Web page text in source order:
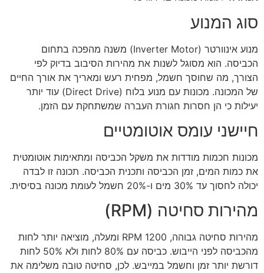
סוג המנוע
מנוע אינוורטר (Inverter Motor) משנה מהפכה בתחום
הכביסה. הוא מסוגל לשנות את מהירות הסיבוב בדיוק לפי
הצורך, מה שחוסך חשמל, מפחית רעש ומאריך את אורך החיים
של המכונה. מכונות עם מנוע בלוח (Direct Drive) עוד יותר
יעילות כי הן חסרות חגורת העברה שמשתחקת עם הזמן.
חיישני עומס אוטומטיים
מכונות חכמות מודדות את משקל הכביסה ומתאימות אוטומטית
את כמות המים, זמן הכביסה ותכנית הכביסה. תכונה זו לבדה
יכולה לחסוך עד 30% מים ו-20% חשמל לעומת מכונה בסיסית.
מהירות סחיטה (RPM)
מהירות סחיטה גבוהה, 1200 RPM ומעלה, מוציאה יותר לחות
מהכביסה לפני הייבוש. כביסה עם 80% לחות ולא 50% לחות
דורשת יותר זמן וחשמל במייבש. לכן, סחיטה טובה משלימה את